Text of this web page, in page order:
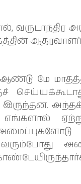
வருடாந்திர
மே